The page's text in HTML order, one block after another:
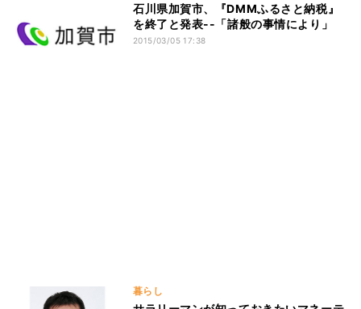
石川県加賀市、『DMMふるさと納税』
を終了と発表--「諸般の事情により」
2015/03/05 17:38
暮らし